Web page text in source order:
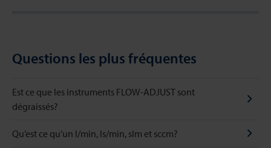
Questions les plus fréquentes
Est ce que les instruments FLOW-ADJUST sont
dégraissés?
Qu’est ce qu’un l/min, ls/min, slm et sccm?